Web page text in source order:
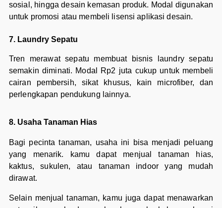
sosial, hingga desain kemasan produk. Modal digunakan
untuk promosi atau membeli lisensi aplikasi desain.
7. Laundry Sepatu
Tren merawat sepatu membuat bisnis laundry sepatu
semakin diminati. Modal Rp2 juta cukup untuk membeli
cairan pembersih, sikat khusus, kain microfiber, dan
perlengkapan pendukung lainnya.
8. Usaha Tanaman Hias
Bagi pecinta tanaman, usaha ini bisa menjadi peluang
yang menarik. kamu dapat menjual tanaman hias,
kaktus, sukulen, atau tanaman indoor yang mudah
dirawat.
Selain menjual tanaman, kamu juga dapat menawarkan